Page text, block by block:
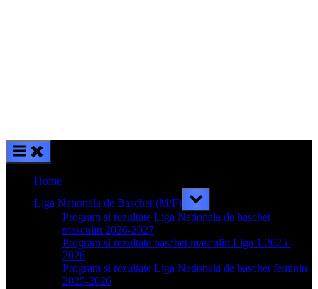
Home
Liga Nationala de Baschet (M/F)
Toggle
sub-
menu
Program si rezultate Liga Nationala de baschet
masculin 2026-2027
Program si rezultate baschet masculin Liga 1 2025-
2026
Program si rezultate Liga Nationala de baschet feminin
2025-2026